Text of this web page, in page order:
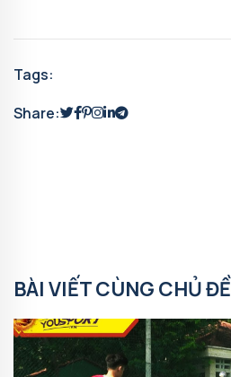
Tags:
Share:
BÀI VIẾT CÙNG CHỦ ĐỀ